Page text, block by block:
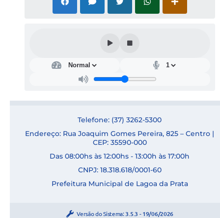
Telefone: (37) 3262-5300
Endereço: Rua Joaquim Gomes Pereira, 825 – Centro |
CEP: 35590-000
Das 08:00hs às 12:00hs - 13:00h às 17:00h
CNPJ: 18.318.618/0001-60
Prefeitura Municipal de Lagoa da Prata
Versão do Sistema: 3.5.3 - 19/06/2026